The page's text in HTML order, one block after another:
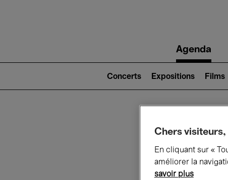
navigationAgenda
2)
Concerts Expositions Films
Ce
Chers visiteurs,
En cliquant sur «
améliorer la
savoir plus